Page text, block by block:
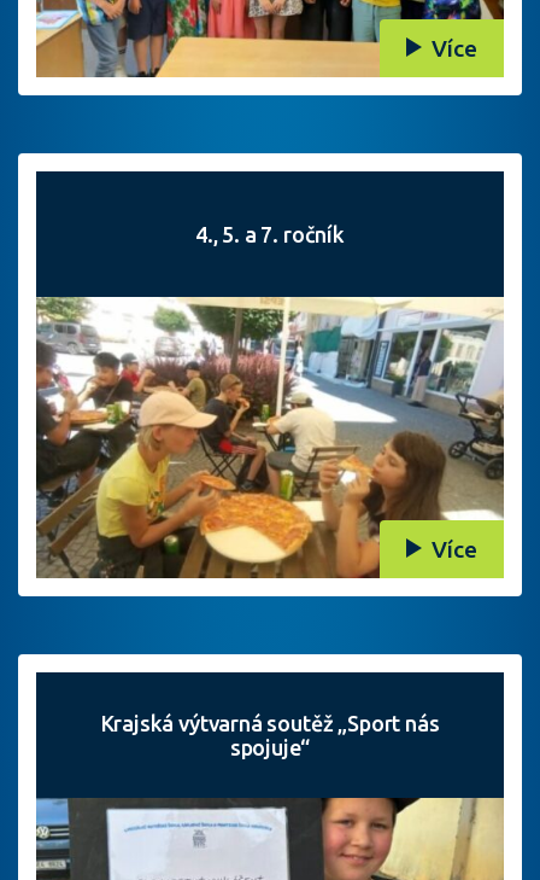
Více
4., 5. a 7. ročník
Více
Krajská výtvarná soutěž „Sport nás
spojuje“